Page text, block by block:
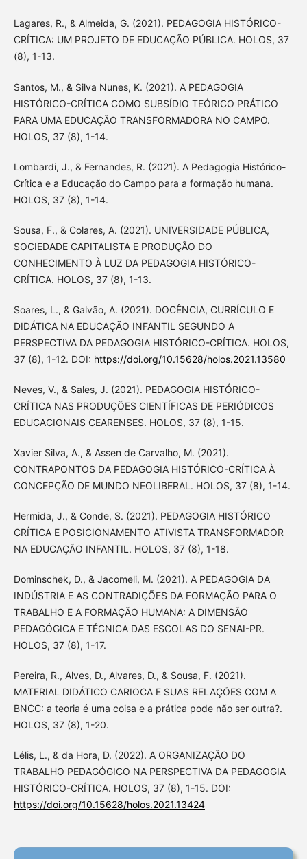
Lagares, R., & Almeida, G. (2021). PEDAGOGIA HISTÓRICO-
CRÍTICA: UM PROJETO DE EDUCAÇÃO PÚBLICA. HOLOS, 37
(8), 1-13.
Santos, M., & Silva Nunes, K. (2021). A PEDAGOGIA
HISTÓRICO-CRÍTICA COMO SUBSÍDIO TEÓRICO PRÁTICO
PARA UMA EDUCAÇÃO TRANSFORMADORA NO CAMPO.
HOLOS, 37 (8), 1-14.
Lombardi, J., & Fernandes, R. (2021). A Pedagogia Histórico-
Crítica e a Educação do Campo para a formação humana.
HOLOS, 37 (8), 1-14.
Sousa, F., & Colares, A. (2021). UNIVERSIDADE PÚBLICA,
SOCIEDADE CAPITALISTA E PRODUÇÃO DO
CONHECIMENTO À LUZ DA PEDAGOGIA HISTÓRICO-
CRÍTICA. HOLOS, 37 (8), 1-13.
Soares, L., & Galvão, A. (2021). DOCÊNCIA, CURRÍCULO E
DIDÁTICA NA EDUCAÇÃO INFANTIL SEGUNDO A
PERSPECTIVA DA PEDAGOGIA HISTÓRICO-CRÍTICA. HOLOS,
37 (8), 1-12. DOI: https://doi.org/10.15628/holos.2021.13580
Neves, V., & Sales, J. (2021). PEDAGOGIA HISTÓRICO-
CRÍTICA NAS PRODUÇÕES CIENTÍFICAS DE PERIÓDICOS
EDUCACIONAIS CEARENSES. HOLOS, 37 (8), 1-15.
Xavier Silva, A., & Assen de Carvalho, M. (2021).
CONTRAPONTOS DA PEDAGOGIA HISTÓRICO-CRÍTICA À
CONCEPÇÃO DE MUNDO NEOLIBERAL. HOLOS, 37 (8), 1-14.
Hermida, J., & Conde, S. (2021). PEDAGOGIA HISTÓRICO
CRÍTICA E POSICIONAMENTO ATIVISTA TRANSFORMADOR
NA EDUCAÇÃO INFANTIL. HOLOS, 37 (8), 1-18.
Dominschek, D., & Jacomeli, M. (2021). A PEDAGOGIA DA
INDÚSTRIA E AS CONTRADIÇÕES DA FORMAÇÃO PARA O
TRABALHO E A FORMAÇÃO HUMANA: A DIMENSÃO
PEDAGÓGICA E TÉCNICA DAS ESCOLAS DO SENAI-PR.
HOLOS, 37 (8), 1-17.
Pereira, R., Alves, D., Alvares, D., & Sousa, F. (2021).
MATERIAL DIDÁTICO CARIOCA E SUAS RELAÇÕES COM A
BNCC: a teoria é uma coisa e a prática pode não ser outra?.
HOLOS, 37 (8), 1-20.
Lélis, L., & da Hora, D. (2022). A ORGANIZAÇÃO DO
TRABALHO PEDAGÓGICO NA PERSPECTIVA DA PEDAGOGIA
HISTÓRICO-CRÍTICA. HOLOS, 37 (8), 1-15. DOI:
https://doi.org/10.15628/holos.2021.13424